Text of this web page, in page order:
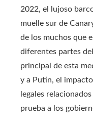
2022, el lujoso
muelle sur de
de los muchos que
diferentes partes
principal de esta
y a Putin, el
legales
prueba a los